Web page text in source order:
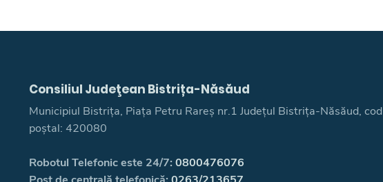
Consiliul Judeţean Bistrița-Năsăud
Municipiul Bistrița, Piața Petru Rareș nr.1 Județul Bistrița-Năsăud, cod
poștal: 420080
Robotul Telefonic este 24/7: 0800476076